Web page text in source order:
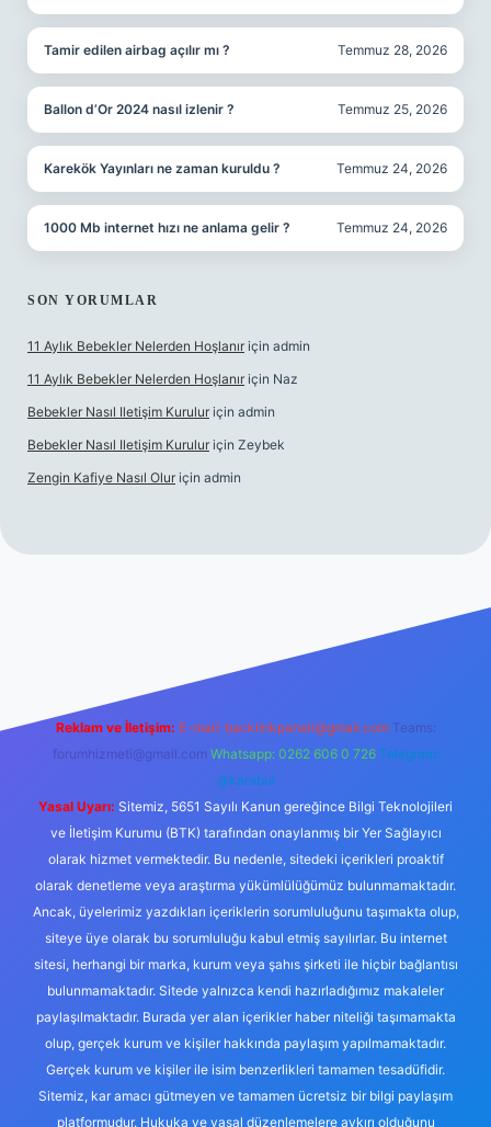
Tamir edilen airbag açılır mı ? Temmuz 28, 2026
Ballon d’Or 2024 nasıl izlenir ? Temmuz 25, 2026
Karekök Yayınları ne zaman kuruldu ? Temmuz 24, 2026
1000 Mb internet hızı ne anlama gelir ? Temmuz 24, 2026
SON YORUMLAR
11 Aylık Bebekler Nelerden Hoşlanır için admin
11 Aylık Bebekler Nelerden Hoşlanır için Naz
Bebekler Nasıl Iletişim Kurulur için admin
Bebekler Nasıl Iletişim Kurulur için Zeybek
Zengin Kafiye Nasıl Olur için admin
Reklam ve İletişim: E-mail: backlinkpaneli@gmail.com Teams:
forumhizmeti@gmail.com Whatsapp: 0262 606 0 726 Telegram:
@karabul
Yasal Uyarı: Sitemiz, 5651 Sayılı Kanun gereğince Bilgi Teknolojileri
ve İletişim Kurumu (BTK) tarafından onaylanmış bir Yer Sağlayıcı
olarak hizmet vermektedir. Bu nedenle, sitedeki içerikleri proaktif
olarak denetleme veya araştırma yükümlülüğümüz bulunmamaktadır.
Ancak, üyelerimiz yazdıkları içeriklerin sorumluluğunu taşımakta olup,
siteye üye olarak bu sorumluluğu kabul etmiş sayılırlar. Bu internet
sitesi, herhangi bir marka, kurum veya şahıs şirketi ile hiçbir bağlantısı
bulunmamaktadır. Sitede yalnızca kendi hazırladığımız makaleler
paylaşılmaktadır. Burada yer alan içerikler haber niteliği taşımamakta
olup, gerçek kurum ve kişiler hakkında paylaşım yapılmamaktadır.
Gerçek kurum ve kişiler ile isim benzerlikleri tamamen tesadüfidir.
Sitemiz, kar amacı gütmeyen ve tamamen ücretsiz bir bilgi paylaşım
platformudur. Hukuka ve yasal düzenlemelere aykırı olduğunu